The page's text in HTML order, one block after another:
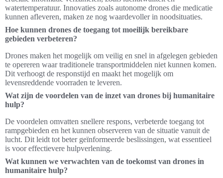
watertemperatuur. Innovaties zoals autonome drones die medicatie
kunnen afleveren, maken ze nog waardevoller in noodsituaties.
Hoe kunnen drones de toegang tot moeilijk bereikbare
gebieden verbeteren?
Drones maken het mogelijk om veilig en snel in afgelegen gebieden
te opereren waar traditionele transportmiddelen niet kunnen komen.
Dit verhoogt de responstijd en maakt het mogelijk om
levensreddende voorraden te leveren.
Wat zijn de voordelen van de inzet van drones bij humanitaire
hulp?
De voordelen omvatten snellere respons, verbeterde toegang tot
rampgebieden en het kunnen observeren van de situatie vanuit de
lucht. Dit leidt tot beter geïnformeerde beslissingen, wat essentieel
is voor effectievere hulpverlening.
Wat kunnen we verwachten van de toekomst van drones in
humanitaire hulp?